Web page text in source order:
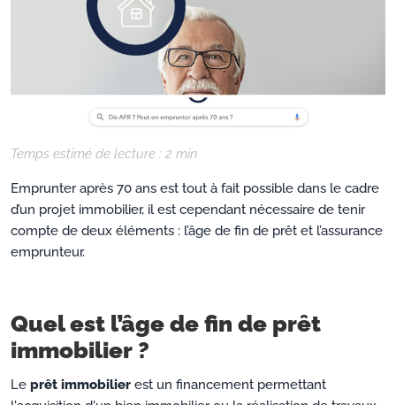
Temps estimé de lecture : 2 min
Emprunter après 70 ans est tout à fait possible dans le cadre
d’un projet immobilier, il est cependant nécessaire de tenir
compte de deux éléments : l’âge de fin de prêt et l’assurance
emprunteur.
Quel est l’âge de fin de prêt
immobilier ?
Le prêt immobilier est un financement permettant